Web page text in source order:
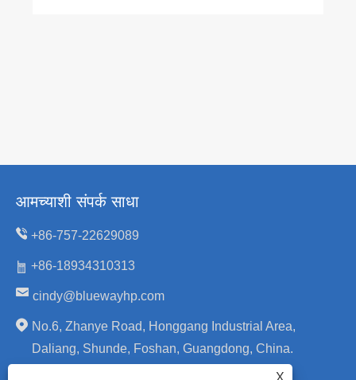
आमच्याशी संपर्क साधा
+86-757-22629089
+86-18934310313
cindy@bluewayhp.com
No.6, Zhanye Road, Honggang Industrial Area,
Daliang, Shunde, Foshan, Guangdong, China.
X